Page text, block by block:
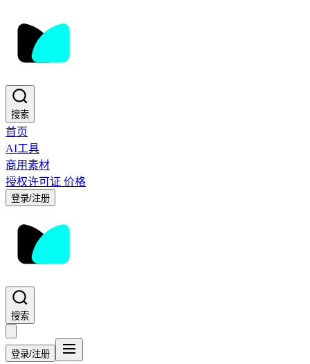
搜索
首页
AI工具
商用素材
授权许可证 价格
登录/注册
搜索
登录/注册